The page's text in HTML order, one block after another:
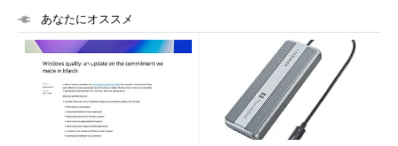
あなたにオススメ